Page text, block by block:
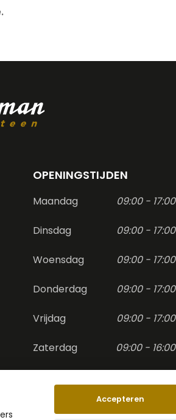
OPENINGSTIJDEN
Maandag 09:00 - 17:00
Dinsdag 09:00 - 17:00
Woensdag 09:00 - 17:00
Donderdag 09:00 - 17:00
Vrijdag 09:00 - 17:00
Zaterdag 09:00 - 16:00
Accepteren